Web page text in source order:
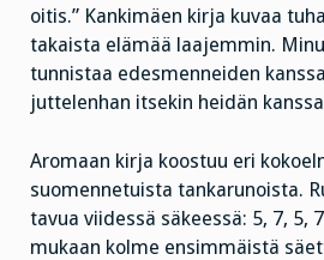
oitis.” Kankimäen kirja kuvaa
takaista elämää laajemmin.
tunnistaa edesmenneiden
juttelenhan itsekin heidän
Aromaan kirja koostuu eri
suomennetuista tankarunoista.
tavua viidessä säkeessä: 5, 7, 5,
mukaan kolme ensimmäistä